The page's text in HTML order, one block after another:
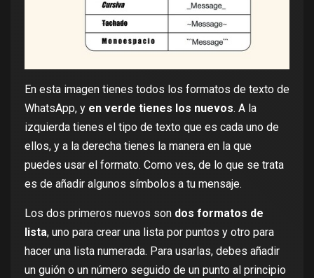
En esta imagen tienes todos los formatos de texto de
WhatsApp, y en verde tienes los nuevos. A la
izquierda tienes el tipo de texto que es cada uno de
ellos, y a la derecha tienes la manera en la que
puedes usar el formato. Como ves, de lo que se trata
es de añadir algunos símbolos a tu mensaje.
Los dos primeros nuevos son dos formatos de
lista, uno para crear una lista por puntos y otro para
hacer una lista numerada. Para usarlas, debes añadir
un guión o un número seguido de un punto al principio